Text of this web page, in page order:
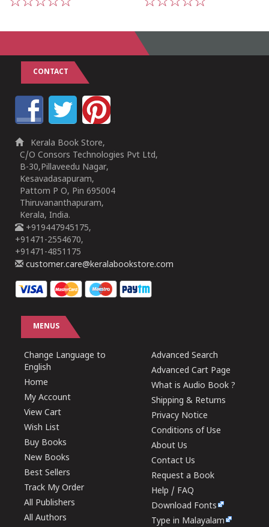
CONTACT
Kerala Book Store,
C/O Consors Technologies Pvt Ltd,
B-30,Pillaveedu Nagar,
Kesavadasapuram,
Pattom P O, Pin 695004
Thiruvananthapuram,
Kerala, India.
+919447945175,
+91471-2554670,
+91471-4851175
customer.care@keralabookstore.com
MENUS
Change Language to
English
Home
My Account
View Cart
Wish List
Buy Books
New Books
Best Sellers
Track My Order
All Publishers
All Authors
Advanced Search
Advanced Cart Page
What is Audio Book ?
Shipping & Returns
Privacy Notice
Conditions of Use
About Us
Contact Us
Request a Book
Help / FAQ
Download Fonts
Type in Malayalam